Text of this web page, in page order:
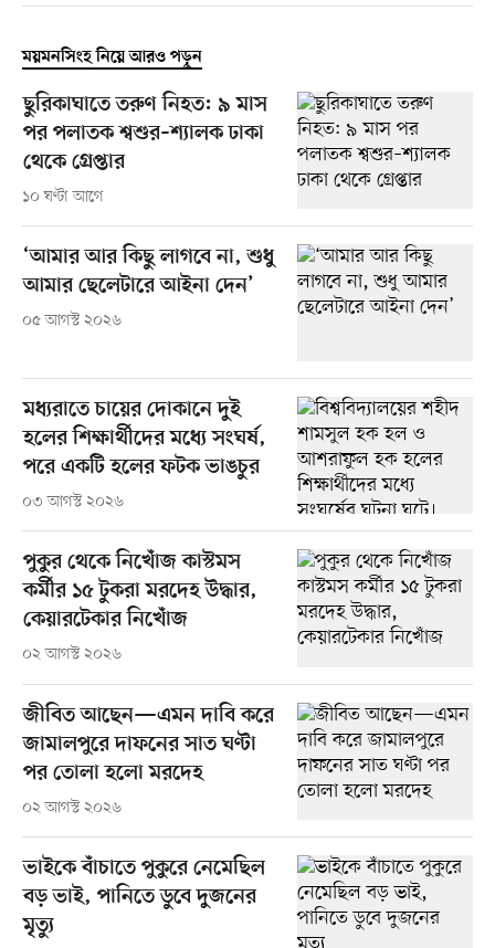
ময়মনসিংহ নিয়ে আরও পড়ুন
ছুরিকাঘাতে তরুণ নিহত: ৯ মাস
পর পলাতক শ্বশুর–শ্যালক ঢাকা
থেকে গ্রেপ্তার
১০ ঘণ্টা আগে
‘আমার আর কিছু লাগবে না, শুধু
আমার ছেলেটারে আইনা দেন’
০৫ আগস্ট ২০২৬
মধ্যরাতে চায়ের দোকানে দুই
হলের শিক্ষার্থীদের মধ্যে সংঘর্ষ,
পরে একটি হলের ফটক ভাঙচুর
০৩ আগস্ট ২০২৬
পুকুর থেকে নিখোঁজ কাস্টমস
কর্মীর ১৫ টুকরা মরদেহ উদ্ধার,
কেয়ারটেকার নিখোঁজ
০২ আগস্ট ২০২৬
জীবিত আছেন—এমন দাবি করে
জামালপুরে দাফনের সাত ঘণ্টা
পর তোলা হলো মরদেহ
০২ আগস্ট ২০২৬
ভাইকে বাঁচাতে পুকুরে নেমেছিল
বড় ভাই, পানিতে ডুবে দুজনের
মৃত্যু